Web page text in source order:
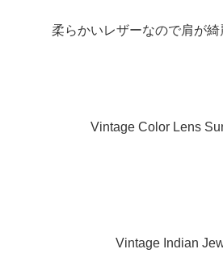
柔らかいレザーなので肩が綺
Vintage Color Lens
Vintage Indian